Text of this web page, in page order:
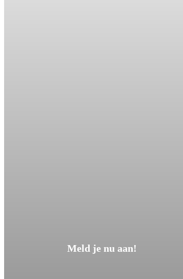
Meld je nu aan!